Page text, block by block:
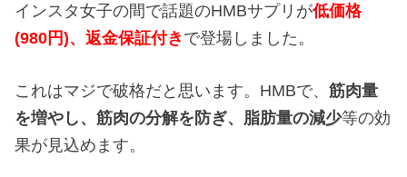
インスタ女子の間で話題のHMBサプリが低価格
(980円)、返金保証付き で登場しました。
これはマジで破格だと思います。HMBで、筋肉量
を増やし、筋肉の分解を防ぎ、 脂肪量の減少等の効
果が見込めます。